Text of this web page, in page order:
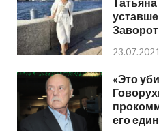
23.07.2021
«Это
его